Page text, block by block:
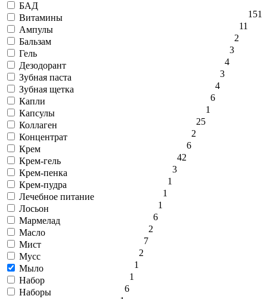
БАД
151
Витамины
11
Ампулы
2
Бальзам
3
Гель
4
Дезодорант
3
Зубная паста
4
Зубная щетка
6
Капли
1
Капсулы
25
Коллаген
2
Концентрат
6
Крем
42
Крем-гель
3
Крем-пенка
1
Крем-пудра
1
Лечебное питание
1
Лосьон
6
Мармелад
2
Масло
7
Мист
2
Мусс
1
Мыло
1
Набор
6
Наборы